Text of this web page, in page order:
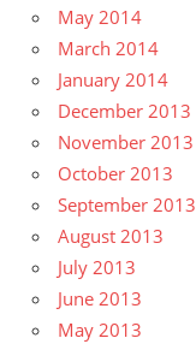
May 2014
March 2014
January 2014
December 2013
November 2013
October 2013
September 2013
August 2013
July 2013
June 2013
May 2013